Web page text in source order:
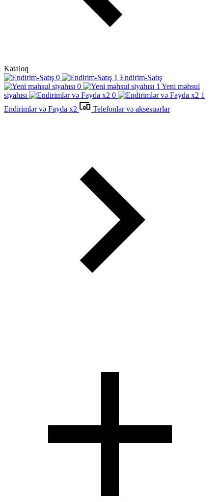
Kataloq
Endirim-Satış
Yeni məhsul
siyahısı
Endirimlər və Fayda x2
Telefonlar və aksesuarlar